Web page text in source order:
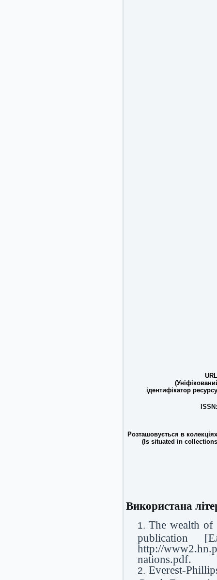
ідентифікатор
ISSN:
Розташовується в
(Is situated in
Використана
The wealth of
publication
http://
nations.pdf.
Everest-